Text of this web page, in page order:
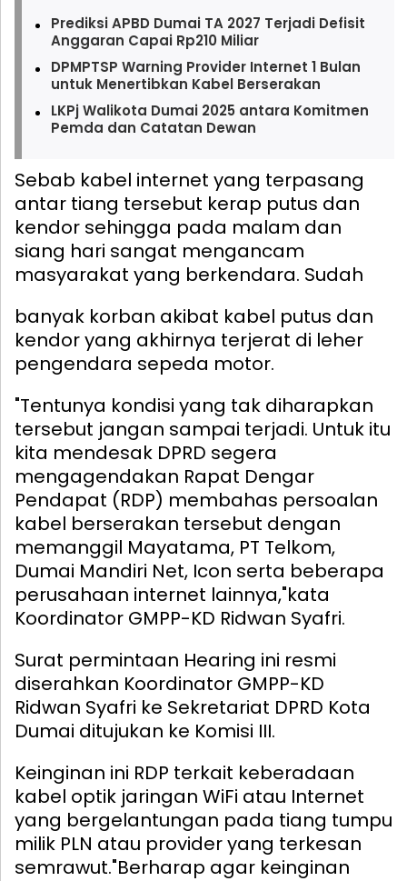
Prediksi APBD Dumai TA 2027 Terjadi Defisit
Anggaran Capai Rp210 Miliar
DPMPTSP Warning Provider Internet 1 Bulan
untuk Menertibkan Kabel Berserakan
LKPj Walikota Dumai 2025 antara Komitmen
Pemda dan Catatan Dewan
Sebab kabel internet yang terpasang
antar tiang tersebut kerap putus dan
kendor sehingga pada malam dan
siang hari sangat mengancam
masyarakat yang berkendara. Sudah
banyak korban akibat kabel putus dan
kendor yang akhirnya terjerat di leher
pengendara sepeda motor.
"Tentunya kondisi yang tak diharapkan
tersebut jangan sampai terjadi. Untuk itu
kita mendesak DPRD segera
mengagendakan Rapat Dengar
Pendapat (RDP) membahas persoalan
kabel berserakan tersebut dengan
memanggil Mayatama, PT Telkom,
Dumai Mandiri Net, Icon serta beberapa
perusahaan internet lainnya,"kata
Koordinator GMPP-KD Ridwan Syafri.
Surat permintaan Hearing ini resmi
diserahkan Koordinator GMPP-KD
Ridwan Syafri ke Sekretariat DPRD Kota
Dumai ditujukan ke Komisi III.
Keinginan ini RDP terkait keberadaan
kabel optik jaringan WiFi atau Internet
yang bergelantungan pada tiang tumpu
milik PLN atau provider yang terkesan
semrawut."Berharap agar keinginan